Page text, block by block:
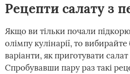
Рецепти салату з
Якщо ви тільки почали
олімпу кулінарії, то вибирайте
варіанти, як приготувати
Спробувавши пару раз такі